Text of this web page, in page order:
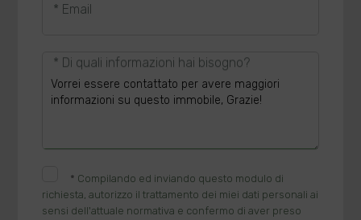
* Email
* Di quali informazioni hai bisogno?
* Compilando ed inviando questo modulo di
richiesta, autorizzo il trattamento dei miei dati personali ai
sensi dell'attuale normativa e confermo di aver preso